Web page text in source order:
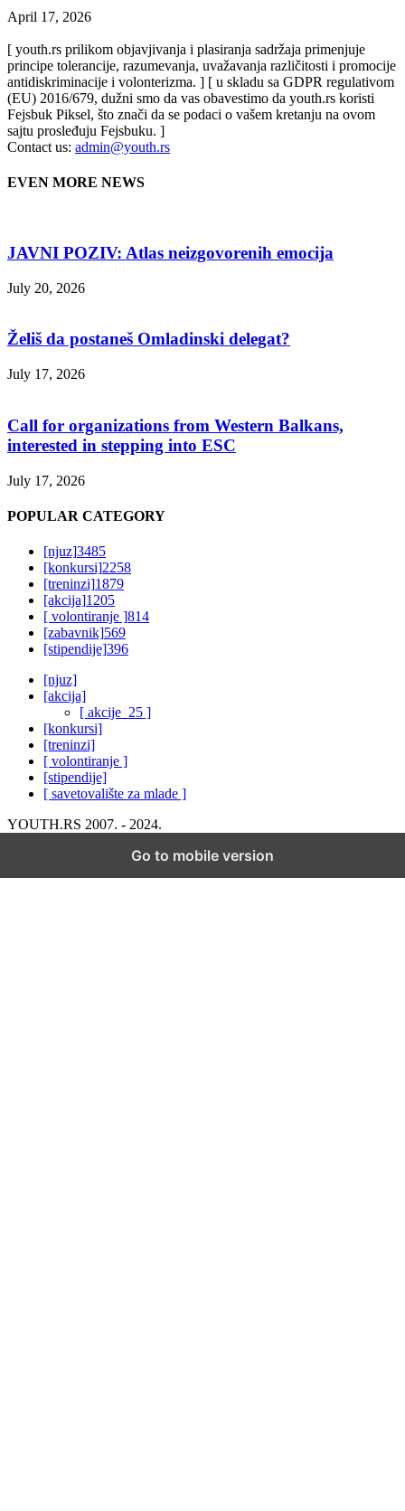
April 17, 2026
[ youth.rs prilikom objavjivanja i plasiranja sadržaja primenjuje
principe tolerancije, razumevanja, uvažavanja različitosti i promocije
antidiskriminacije i volonterizma. ] [ u skladu sa GDPR regulativom
(EU) 2016/679, dužni smo da vas obavestimo da youth.rs koristi
Fejsbuk Piksel, što znači da se podaci o vašem kretanju na ovom
sajtu prosleđuju Fejsbuku. ]
Contact us: admin@youth.rs
EVEN MORE NEWS
JAVNI POZIV: Atlas neizgovorenih emocija
July 20, 2026
Želiš da postaneš Omladinski delegat?
July 17, 2026
Call for organizations from Western Balkans,
interested in stepping into ESC
July 17, 2026
POPULAR CATEGORY
[njuz]3485
[konkursi]2258
[treninzi]1879
[akcija]1205
[ volontiranje ]814
[zabavnik]569
[stipendije]396
[njuz]
[akcija]
[ akcije_25 ]
[konkursi]
[treninzi]
[ volontiranje ]
[stipendije]
[ savetovalište za mlade ]
YOUTH.RS 2007. - 2024.
Go to mobile version